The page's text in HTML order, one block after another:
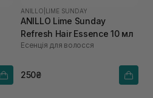
ANILLO LIME SUNDAY
ANILLO Lime Sunday
Refresh Hair Essence 10 мл
Есенція для волосся
250₴